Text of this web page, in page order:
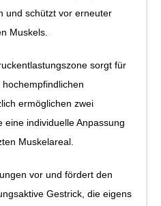
und schützt vor erneuter
Muskels.
sorgt für
ermög­lichen zwei
individuelle Anpassung
Muskelareal.
vor und fördert den
Gestrick, die eigens